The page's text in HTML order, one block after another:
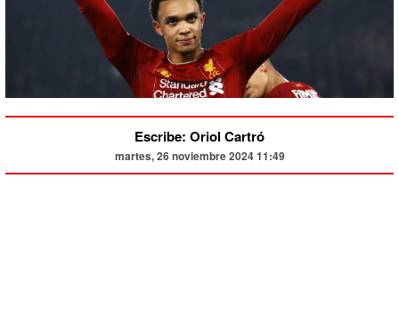
Escribe: Oriol Cartró
martes, 26 noviembre 2024 11:49